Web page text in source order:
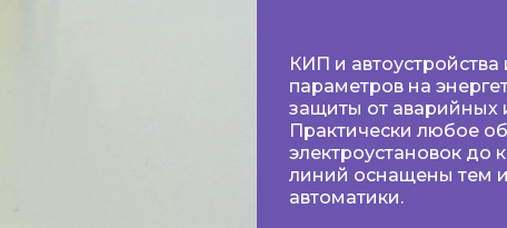
КИП и
параметров на
защиты от аварийных
Практически любое
электроустановок до
линий оснащены тем
автоматики.